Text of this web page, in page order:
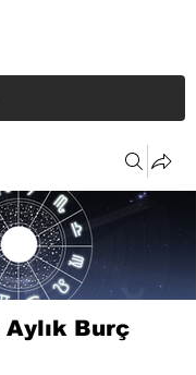
Burç